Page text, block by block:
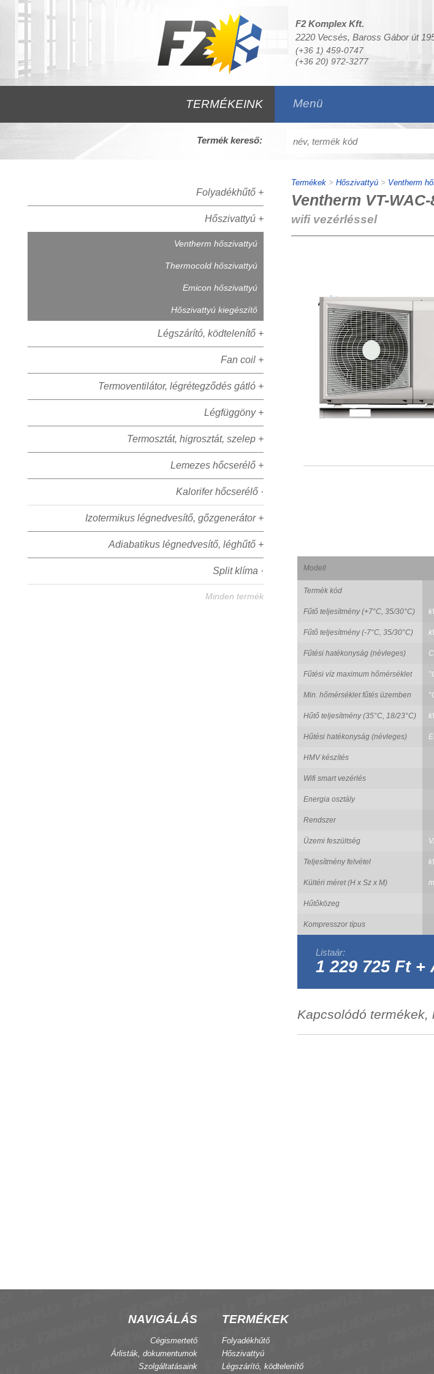
F2 Komplex Kft.
2220 Vecsés, Baross Gábor út
(+36 1) 459-0747
(+36 20) 972-3277
TERMÉKEINK Menü
Termék kereső:
Folyadékhűtő +
Hőszivattyú +
Ventherm hőszivattyú
Thermocold hőszivattyú
Emicon hőszivattyú
Hőszivattyú kiegészítő
Légszárító, ködtelenítő +
Fan coil +
Termoventilátor, légrétegződés gátló +
Légfüggöny +
Termosztát, higrosztát, szelep +
Lemezes hőcserélő +
Kalorifer hőcserélő ·
Izotermikus légnedvesítő, gőzgenerátor +
Adiabatikus légnedvesítő, léghűtő +
Split klíma ·
Minden termék
Termékek> Hőszivattyú> Ventherm
Ventherm VT-
wifi vezérléssel
Modell
Termék kód
Fűtő teljesítmény (+7°C, 35/30°C)
Fűtő teljesítmény (-7°C, 35/30°C)
Fűtési hatékonyság (névleges)
Fűtési víz maximum hőmérséklet
Min. hőmérséklet fűtés üzemben
Hűtő teljesítmény (35°C, 18/23°C)
Hűtési hatékonyság (névleges)
HMV készítés
Wifi smart vezérlés
Energia osztály
Rendszer
Üzemi feszültség
Teljesítmény felvétel
Kültéri méret (H x Sz x M)
Hűtőközeg
Kompresszor típus
Listaár:
1 229 725 Ft +
Kapcsolódó termékek,
NAVIGÁLÁS
Cégismertető
Árlisták, dokumentumok
Szolgáltatásaink
TERMÉKEK
Folyadékhűtő
Hőszivattyú
Légszárító, ködtelenítő